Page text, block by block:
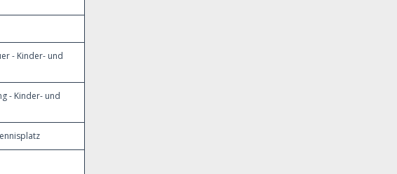
- Kinder- und
- Kinder- und